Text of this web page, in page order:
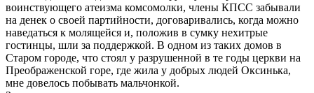
воинствующего атеизма комсомолки, члены КПСС забывали
на денек о своей партийности, договаривались, когда можно
наведаться к молящейся и, положив в сумку нехитрые
гостинцы, шли за поддержкой. В одном из таких домов в
Старом городе, что стоял у разрушенной в те годы церкви на
Преображенской горе, где жила у добрых людей Оксинька,
мне довелось побывать мальчонкой.